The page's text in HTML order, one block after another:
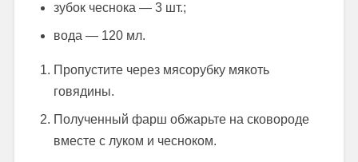
зубок чеснока — 3 шт.;
вода — 120 мл.
Пропустите через мясорубку мякоть
говядины.
Полученный фарш обжарьте на сковороде
вместе с луком и чесноком.